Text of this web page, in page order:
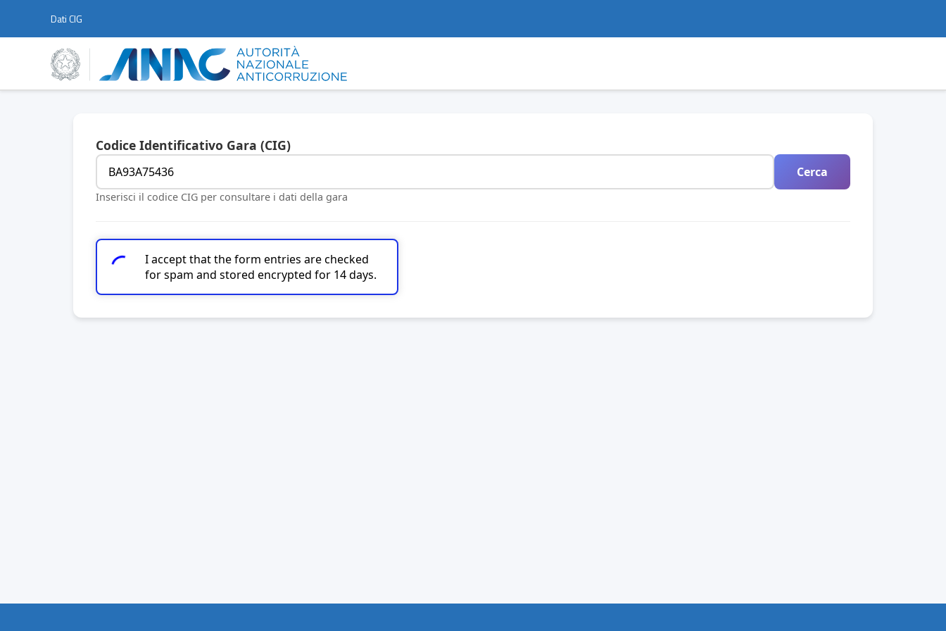
Dati CIG
Codice Identificativo Gara (CIG)
Cerca
Inserisci il codice CIG per consultare i dati della gara
I accept that the form entries are checked
for spam and stored encrypted for 14 days.